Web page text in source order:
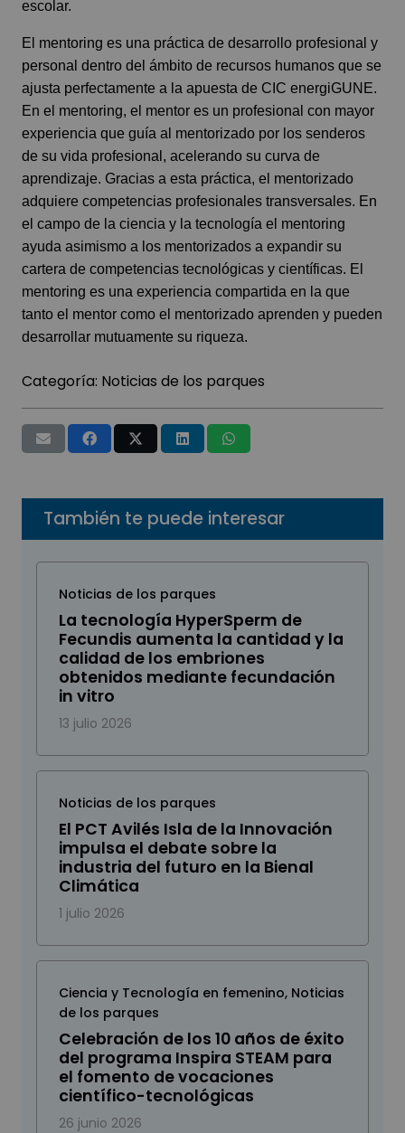
escolar.
El mentoring es una práctica de desarrollo profesional y
personal dentro del ámbito de recursos humanos que se
ajusta perfectamente a la apuesta de CIC energiGUNE.
En el mentoring, el mentor es un profesional con mayor
experiencia que guía al mentorizado por los senderos
de su vida profesional, acelerando su curva de
aprendizaje. Gracias a esta práctica, el mentorizado
adquiere competencias profesionales transversales. En
el campo de la ciencia y la tecnología el mentoring
ayuda asimismo a los mentorizados a expandir su
cartera de competencias tecnológicas y científicas. El
mentoring es una experiencia compartida en la que
tanto el mentor como el mentorizado aprenden y pueden
desarrollar mutuamente su riqueza.
Categoría: Noticias de los parques
También te puede interesar
Noticias de los parques
La tecnología HyperSperm de
Fecundis aumenta la cantidad y la
calidad de los embriones
obtenidos mediante fecundación
in vitro
13 julio 2026
Noticias de los parques
El PCT Avilés Isla de la Innovación
impulsa el debate sobre la
industria del futuro en la Bienal
Climática
1 julio 2026
Ciencia y Tecnología en femenino, Noticias
de los parques
Celebración de los 10 años de éxito
del programa Inspira STEAM para
el fomento de vocaciones
científico-tecnológicas
26 junio 2026